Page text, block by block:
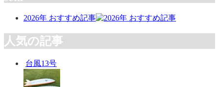
2026年 おすすめ記事
人気の記事
台風13号